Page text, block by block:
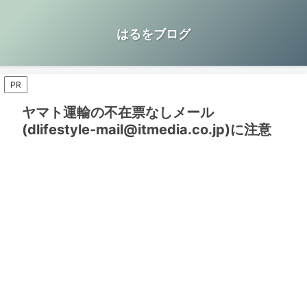
はるをブログ
PR
ヤマト運輸の不在票なしメール
(dlifestyle-mail@itmedia.co.jp)に注意